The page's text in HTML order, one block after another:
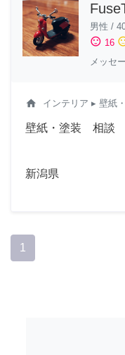
男性 /
sentiment_satisfied 16
メッセ
home インテリア ▸ 壁紙
壁紙・塗装 相談
新潟県
1